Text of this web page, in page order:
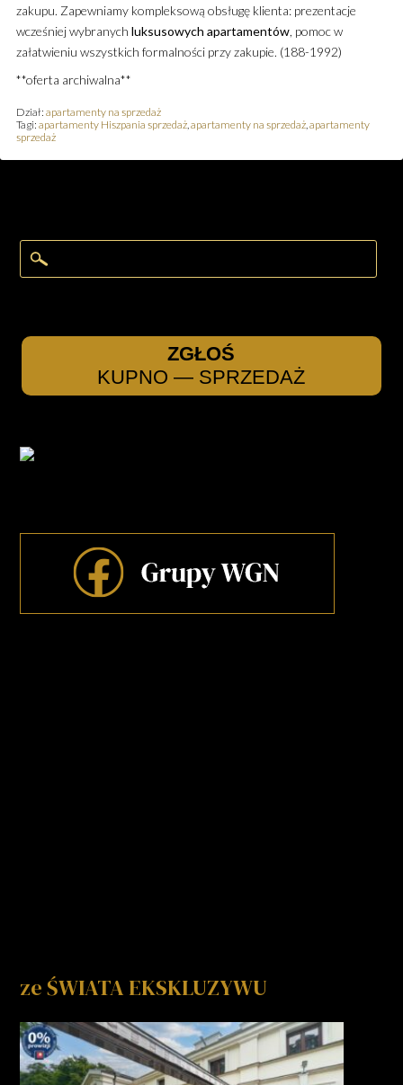
zakupu. Zapewniamy kompleksową obsługę klienta: prezentacje
wcześniej wybranych luksusowych apartamentów, pomoc w
załatwieniu wszystkich formalności przy zakupie. (188-1992)
**oferta archiwalna**
Dział: apartamenty na sprzedaż
Tagi: apartamenty Hiszpania sprzedaż,apartamenty na sprzedaż,apartamenty
sprzedaż
ZGŁOŚ
KUPNO — SPRZEDAŻ
ze ŚWIATA EKSKLUZYWU